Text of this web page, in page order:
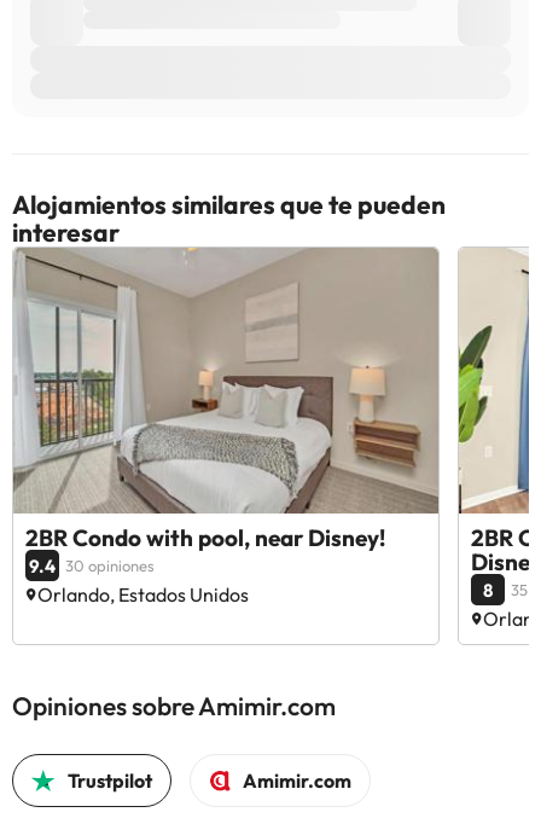
Alojamientos similares que te pueden
interesar
2BR Condo with pool, near Disney!
9.4 30 opiniones
Orlando, Estados Unidos
2BR
8 35
Opiniones sobre Amimir.com
Trustpilot Amimir.com